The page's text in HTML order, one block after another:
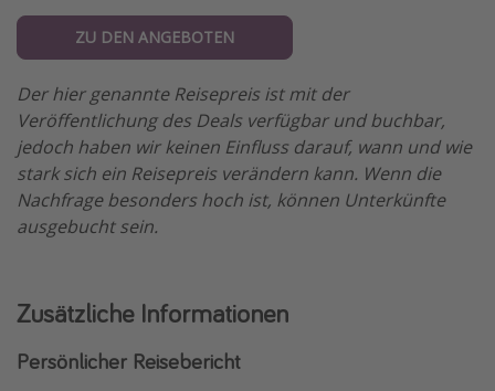
ZU DEN ANGEBOTEN
Der hier genannte Reisepreis ist mit der
Veröffentlichung des Deals verfügbar und buchbar,
jedoch haben wir keinen Einfluss darauf, wann und wie
stark sich ein Reisepreis verändern kann. Wenn die
Nachfrage besonders hoch ist, können Unterkünfte
ausgebucht sein.
Zusätzliche Informationen
Persönlicher Reisebericht